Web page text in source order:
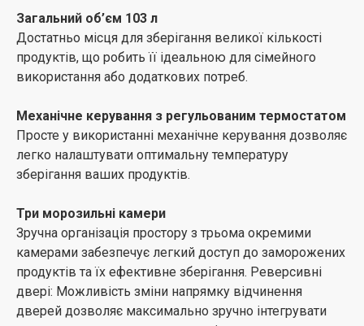
Загальний об’єм 103 л
Достатньо місця для зберігання великої кількості
продуктів, що робить її ідеальною для сімейного
використання або додаткових потреб.
Механічне керування з регульованим термостатом
Просте у використанні механічне керування дозволяє
легко налаштувати оптимальну температуру
зберігання ваших продуктів.
Три морозильні камери
Зручна організація простору з трьома окремими
камерами забезпечує легкий доступ до заморожених
продуктів та їх ефективне зберігання. Реверсивні
двері: Можливість зміни напрямку відчинення
дверей дозволяє максимально зручно інтегрувати